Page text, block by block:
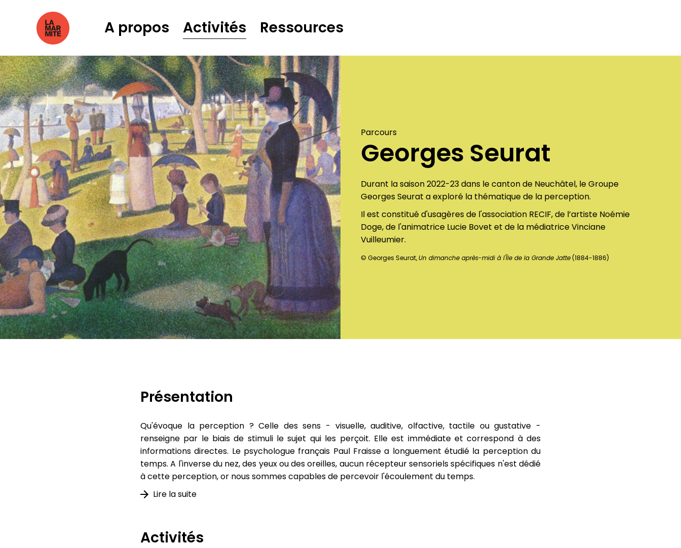
Parcours
Georges Seurat
Durant la saison 2022-23 dans le canton de Neuchâtel, le Groupe
Georges Seurat a exploré la thématique de la perception.
Il est constitué d'usagères de l'association RECIF, de l’artiste Noémie
Doge, de l'animatrice Lucie Bovet et de la médiatrice Vinciane
Vuilleumier.
© Georges Seurat,Un dimanche après-midi à l'Île de la Grande Jatte(1884-1886)
Présentation
Qu'évoque la perception ? Celle des sens - visuelle, auditive, olfactive, tactile ou gustative -
renseigne par le biais de stimuli le sujet qui les perçoit. Elle est immédiate et correspond à des
informations directes. Le psychologue français Paul Fraisse a longuement étudié la perception du
temps. A l'inverse du nez, des yeux ou des oreilles, aucun récepteur sensoriels spécifiques n'est dédié
à cette perception, or nous sommes capables de percevoir l'écoulement du temps.
Lire la suite
Activités
A propos Activités Ressources